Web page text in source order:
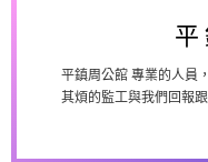
平鎮周公館 專業的人員
其煩的監工與我們回報